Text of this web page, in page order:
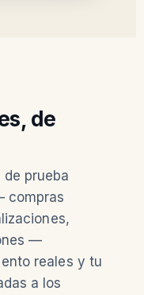
de
prueba
compras
—
reales y tu
a los